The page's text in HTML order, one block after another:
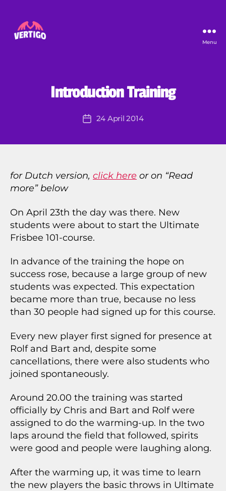
Menu
Categories
O
Z
E
D
Introduction Training
Post
er
e
y
a
Post24 April 2014
for Dutch version, click here or on “Read
more” below
On April 23th the day was there. New
students were about to start the Ultimate
Frisbee 101-course.
In advance of the training the hope on
success rose, because a large group of new
students was expected. This expectation
became more than true, because no less
than 30 people had signed up for this course.
Every new player first signed for presence at
Rolf and Bart and, despite some
cancellations, there were also students who
joined spontaneously.
Around 20.00 the training was started
officially by Chris and Bart and Rolf were
assigned to do the warming-up. In the two
laps around the field that followed, spirits
were good and people were laughing along.
After the warming up, it was time to learn
the new players the basic throws in Ultimate